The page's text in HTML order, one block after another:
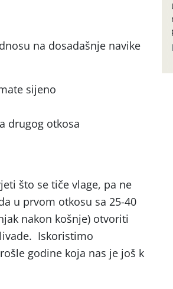
na dosadašnje navike
sijeno
drugog otkosa
što se tiče vlage, pa ne
u prvom otkosu sa 25-40
nakon košnje) otvoriti
Iskoristimo
godine koja nas je još k